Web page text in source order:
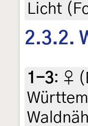
Licht
2.3.2.
1-3: ♀